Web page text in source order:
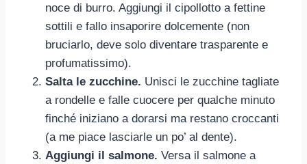
noce di burro. Aggiungi il cipollotto a fettine
sottili e fallo insaporire dolcemente (non
bruciarlo, deve solo diventare trasparente e
profumatissimo).
Salta le zucchine. Unisci le zucchine tagliate
a rondelle e falle cuocere per qualche minuto
finché iniziano a dorarsi ma restano croccanti
(a me piace lasciarle un po’ al dente).
Aggiungi il salmone. Versa il salmone a